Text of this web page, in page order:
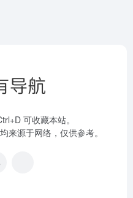
可收藏本站。
来源于网络，仅供参考。